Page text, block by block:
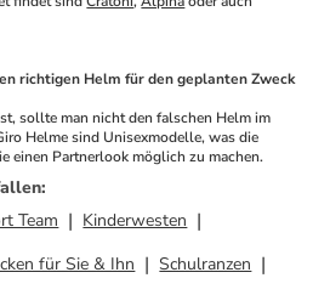
richtigen Helm für den geplanten Zweck
sollte man nicht den falschen Helm im
Helme sind Unisexmodelle, was die
einen Partnerlook möglich zu machen.
:
Team
Kinderwesten
für Sie & Ihn
Schulranzen